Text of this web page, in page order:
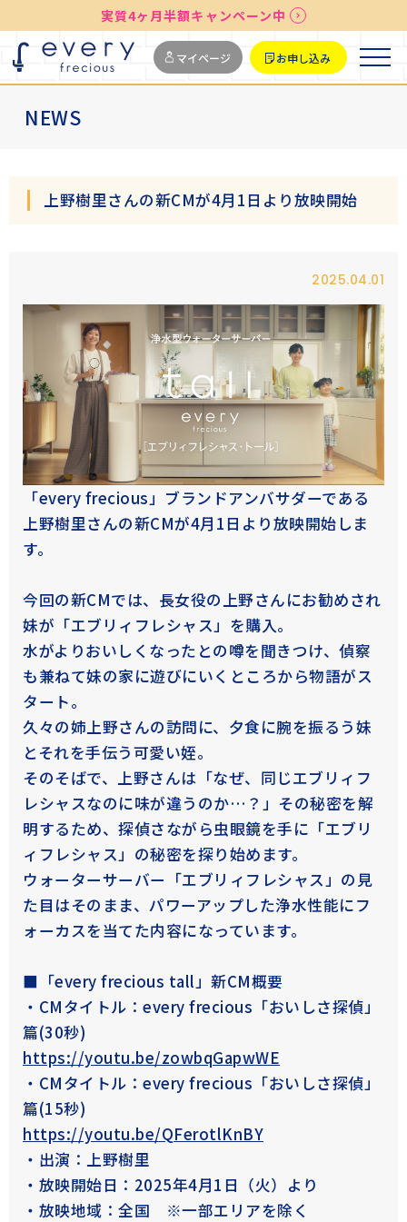
実質4ヶ月半額キャンペーン中
送料無料
最短お届け7日後
マイページ お申し込み
1年体験レポート こだわりの暮らし
NEWS
上野樹里さんの新CMが4月1日より放映開始
2025.04.01
「every frecious」ブランドアンバサダーである
上野樹里さんの新CMが4月1日より放映開始しま
す。
今回の新CMでは、長女役の上野さんにお勧めされ
妹が「エブリィフレシャス」を購入。
水がよりおいしくなったとの噂を聞きつけ、偵察
も兼ねて妹の家に遊びにいくところから物語がス
タート。
久々の姉上野さんの訪問に、夕食に腕を振るう妹
とそれを手伝う可愛い姪。
そのそばで、上野さんは「なぜ、同じエブリィフ
レシャスなのに味が違うのか…？」その秘密を解
明するため、探偵さながら虫眼鏡を手に「エブリ
ィフレシャス」の秘密を探り始めます。
ウォーターサーバー「エブリィフレシャス」の見
た目はそのまま、パワーアップした浄水性能にフ
ォーカスを当てた内容になっています。
■「every frecious tall」新CM概要
・CMタイトル：every frecious「おいしさ探偵」
篇(30秒)
https://youtu.be/zowbqGapwWE
・CMタイトル：every frecious「おいしさ探偵」
篇(15秒)
https://youtu.be/QFerotlKnBY
・出演：上野樹里
・放映開始日：2025年4月1日（火）より
・放映地域：全国 ※一部エリアを除く